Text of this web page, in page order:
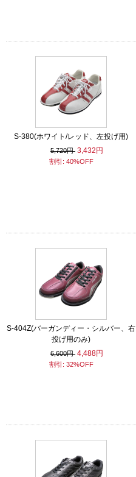
S-380(ホワイト/レッド、左投げ用)
5,720円 3,432円
割引: 40%OFF
S-404Z(バーガンディー・シルバー、右
投げ用のみ)
6,600円 4,488円
割引: 32%OFF